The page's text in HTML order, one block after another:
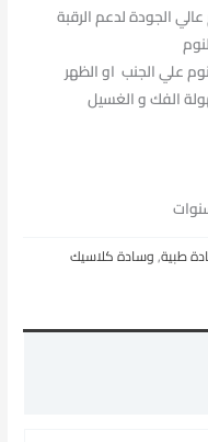
الجودة لدعم الرقبة
علي الجنب او الظهر
الفك و الغسيل
طبية,وسادة كلاسيك